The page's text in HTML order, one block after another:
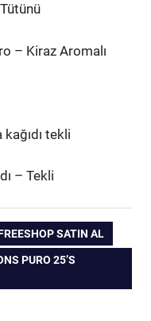
– Kiraz Aromalı
tekli
– Tekli
SATIN AL
PURO 25’S